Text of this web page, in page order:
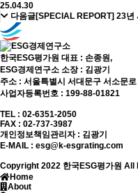
25.04.30
다음글[SPECIAL REPORT] 23년
한국ESG평가원 대표 : 손종원,
ESG경제연구소 소장 : 김광기
주소 : 서울특별시 서대문구 서소문
사업자등록번호 : 199-88-01821
TEL : 02-6351-2050
FAX : 02-737-3987
개인정보책임관리자 : 김광기
E-MAIL : esg@k-esgrating.com
Copyright 2022 한국ESG평가원
Home
About